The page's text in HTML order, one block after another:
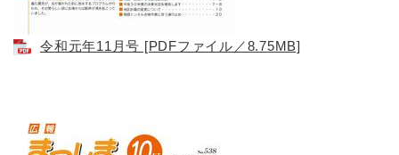
令和元年11月号 [PDFファイル／8.75MB]